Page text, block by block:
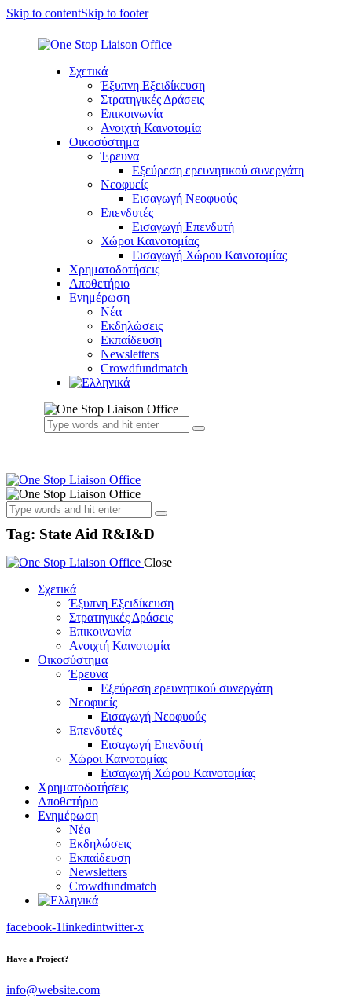
Skip to contentSkip to footer
Σχετικά
Έξυπνη Εξειδίκευση
Στρατηγικές Δράσεις
Επικοινωνία
Ανοιχτή Καινοτομία
Οικοσύστημα
Έρευνα
Εξεύρεση ερευνητικού συνεργάτη
Νεοφυείς
Εισαγωγή Νεοφυούς
Επενδυτές
Εισαγωγή Επενδυτή
Χώροι Καινοτομίας
Εισαγωγή Χώρου Καινοτομίας
Χρηματοδοτήσεις
Αποθετήριο
Ενημέρωση
Νέα
Εκδηλώσεις
Εκπαίδευση
Newsletters
Crowdfundmatch
Tag: State Aid R&I&D
Close
Σχετικά
Έξυπνη Εξειδίκευση
Στρατηγικές Δράσεις
Επικοινωνία
Ανοιχτή Καινοτομία
Οικοσύστημα
Έρευνα
Εξεύρεση ερευνητικού συνεργάτη
Νεοφυείς
Εισαγωγή Νεοφυούς
Επενδυτές
Εισαγωγή Επενδυτή
Χώροι Καινοτομίας
Εισαγωγή Χώρου Καινοτομίας
Χρηματοδοτήσεις
Αποθετήριο
Ενημέρωση
Νέα
Εκδηλώσεις
Εκπαίδευση
Newsletters
Crowdfundmatch
facebook-1linkedintwitter-x
Have a Project?
info@website.com